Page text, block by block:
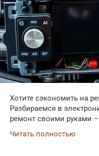
Хотите сэкономить на
Разбираемся в
ремонт своими руками
Читать полностью